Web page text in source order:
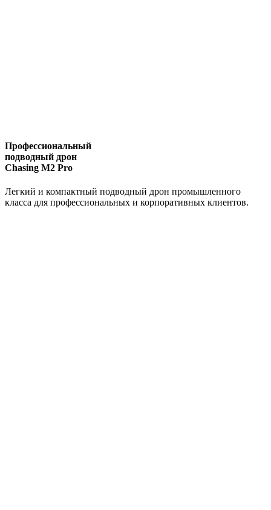
Профессиональный
подводный дрон
Chasing M2 Pro
Легкий и компактный подводный дрон промышленного
класса для профессиональных и корпоративных клиентов.